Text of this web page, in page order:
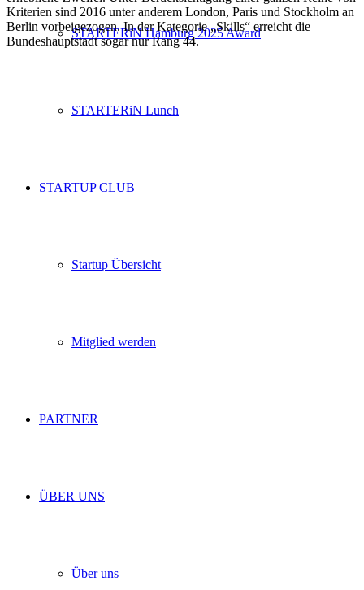
STARTERiN Hamburg 2025 Award
STARTERiN Lunch
STARTUP CLUB
Startup Übersicht
Mitglied werden
PARTNER
ÜBER UNS
Über uns
Kriterien sind 2016 unter anderem London, Paris und Stockholm an
Berlin vorbeigezogen. In der Kategorie „Skills“ erreicht die
Bundeshauptstadt sogar nur Rang 44.